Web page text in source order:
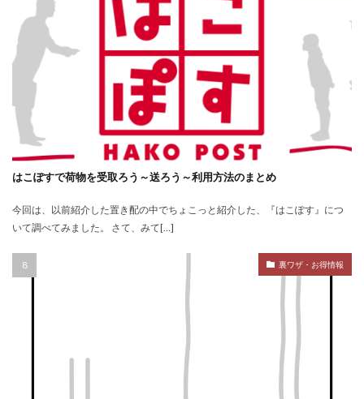
はこぽすで荷物を受取ろう～送ろう～利用方法のまとめ
今回は、以前紹介した置き配の中でちょこっと紹介した、『はこぽす』につ
いて調べてみました。 さて、みて[…]
裏ワザ・お得情報